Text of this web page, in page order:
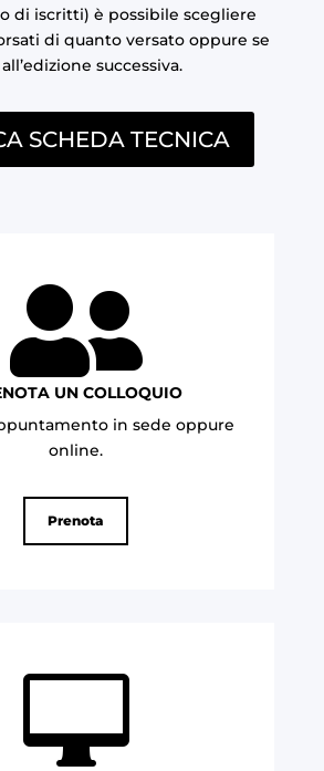
di iscritti) è possibile scegliere
di quanto versato oppure se
successiva.
SCHEDA TECNICA

UN COLLOQUIO
in sede oppure
online.
Prenota
